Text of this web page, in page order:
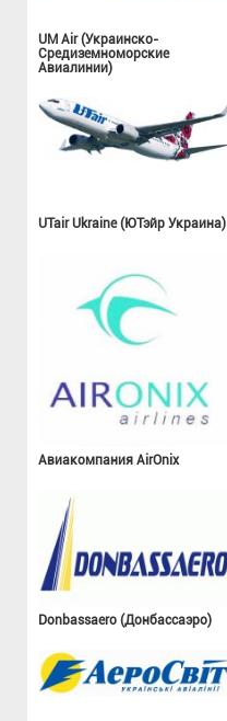
UM Air (Украинско-
Средиземноморские
Авиалинии)
UTair Ukraine (ЮТэйр Украина)
Авиакомпания AirOnix
Donbassaero (Донбассаэро)